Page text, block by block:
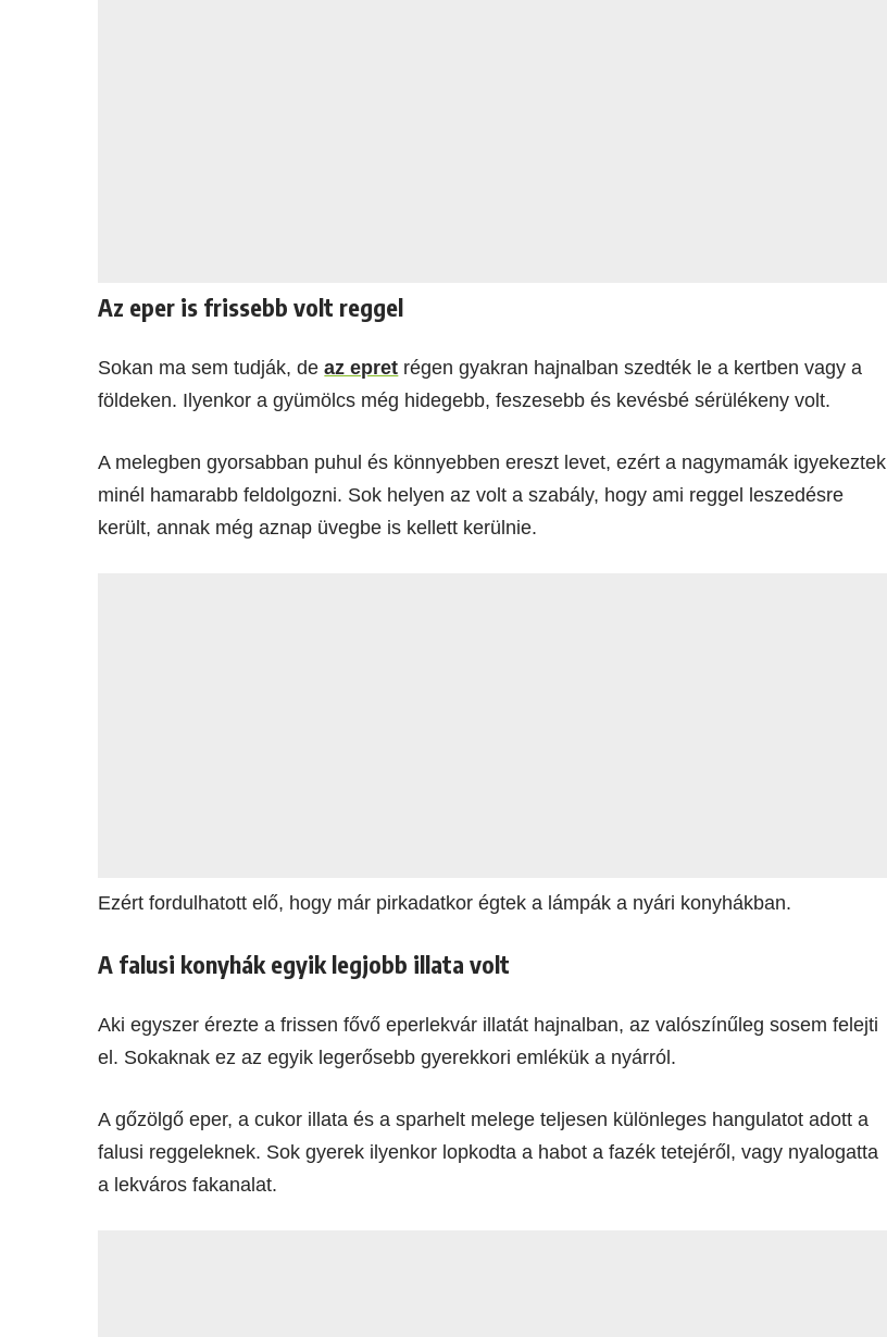
Az eper is frissebb volt reggel
Sokan ma sem tudják, deaz epret régen gyakran hajnalban szedték le a kertben vagy a
földeken. Ilyenkor a gyümölcs még hidegebb, feszesebb és kevésbé sérülékeny volt.
A melegben gyorsabban puhul és könnyebben ereszt levet, ezért a nagymamák igyekeztek
minél hamarabb feldolgozni. Sok helyen az volt a szabály, hogy ami reggel leszedésre
került, annak még aznap üvegbe is kellett kerülnie.
Ezért fordulhatott elő, hogy már pirkadatkor égtek a lámpák a nyári konyhákban.
A falusi konyhák egyik legjobb illata volt
Aki egyszer érezte a frissen fővő eperlekvár illatát hajnalban, az valószínűleg sosem felejti
el. Sokaknak ez az egyik legerősebb gyerekkori emlékük a nyárról.
A gőzölgő eper, a cukor illata és a sparhelt melege teljesen különleges hangulatot adott a
falusi reggeleknek. Sok gyerek ilyenkor lopkodta a habot a fazék tetejéről, vagy nyalogatta
a lekváros fakanalat.